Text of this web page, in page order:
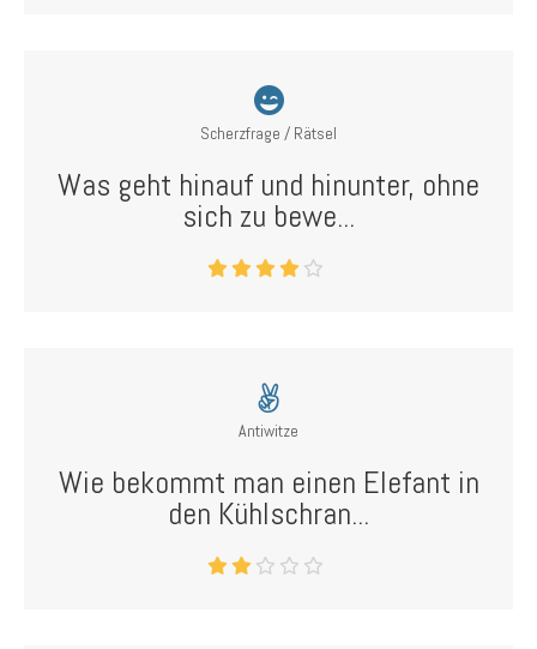
Scherzfrage / Rätsel
Was geht hinauf und hinunter, ohne
sich zu bewe...
Antiwitze
Wie bekommt man einen Elefant in
den Kühlschran...